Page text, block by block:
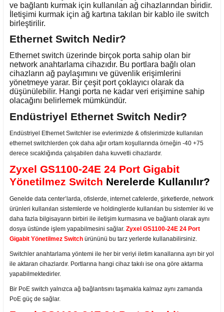
ve bağlantı kurmak için kullanılan ağ cihazlarından biridir.
İletişimi kurmak için ağ kartına takılan bir kablo ile switch
birleştirilir.
Ethernet Switch Nedir?
Ethernet switch üzerinde birçok porta sahip olan bir
network anahtarlama cihazıdır. Bu portlara bağlı olan
cihazların ağ paylaşımını ve güvenlik erişimlerini
yönetmeye yarar. Bir çeşit port çoklayıcı olarak da
düşünülebilir. Hangi porta ne kadar veri erişimine sahip
olacağını belirlemek mümkündür.
Endüstriyel Ethernet Switch Nedir?
Endüstriyel Ethernet Switchler ise evlerimizde & ofislerimizde kullanılan
ethernet switchlerden çok daha ağır ortam koşullarında örneğin -40 +75
derece sıcaklığında çalışabilen daha kuvvetli cihazlardır.
Zyxel GS1100-24E 24 Port Gigabit
Yönetilmez Switch Nerelerde Kullanılır?
Genelde data center’larda, ofislerde, internet cafelerde, şirketlerde, network
ürünleri kullanılan sistemlerde ve holdinglerde kullanılan bu sistemler iki ve
daha fazla bilgisayarın birbiri ile iletişim kurmasına ve bağlantı olarak aynı
dosya üstünde işlem yapabilmesini sağlar. Zyxel GS1100-24E 24 Port
Gigabit Yönetilmez Switch ürününü bu tarz yerlerde kullanabilirsiniz.
Switchler anahtarlama yöntemi ile her bir veriyi iletim kanallarına ayrı bir yol
ile aktaran cihazlardır. Portlarına hangi cihaz takılı ise ona göre aktarma
yapabilmektedirler.
Bir PoE switch yalnızca ağ bağlantısını taşımakla kalmaz aynı zamanda
PoE güç de sağlar.